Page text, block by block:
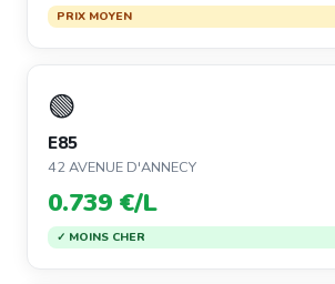
PRIX MOYEN
🟢
E85
42 AVENUE D'ANNECY
0.739 €/L
✓ MOINS CHER